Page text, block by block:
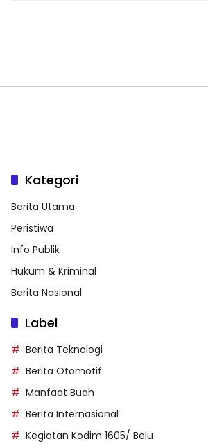
Kategori
Berita Utama
Peristiwa
Info Publik
Hukum & Kriminal
Berita Nasional
Label
Berita Teknologi
Berita Otomotif
Manfaat Buah
Berita Internasional
Kegiatan Kodim 1605/ Belu